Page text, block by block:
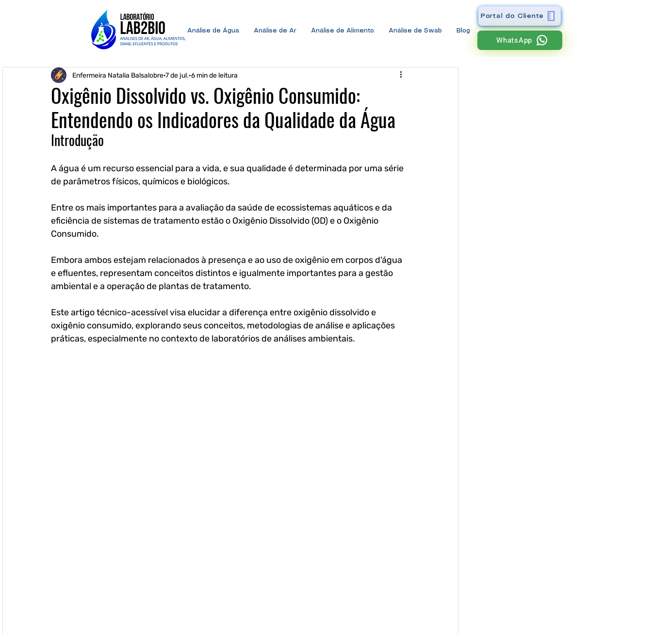
Análise de Água Análise de Ar Análise de Alimento Análise de Swab Blog
Portal do Cliente
WhatsApp
Oxigênio Dissolvido vs. Oxigênio Consumido:
Entendendo os Indicadores da Qualidade da Água
Enfermeira Natalia Balsalobre 7 de jul. 6 min de leitura
Introdução
A água é um recurso essencial para a vida, e sua qualidade é determinada por uma série
de parâmetros físicos, químicos e biológicos.
Entre os mais importantes para a avaliação da saúde de ecossistemas aquáticos e da
eficiência de sistemas de tratamento estão o Oxigênio Dissolvido (OD) e o Oxigênio
Consumido.
Embora ambos estejam relacionados à presença e ao uso de oxigênio em corpos d'água
e efluentes, representam conceitos distintos e igualmente importantes para a gestão
ambiental e a operação de plantas de tratamento.
Este artigo técnico-acessível visa elucidar a diferença entre oxigênio dissolvido e
oxigênio consumido, explorando seus conceitos, metodologias de análise e aplicações
práticas, especialmente no contexto de laboratórios de análises ambientais.